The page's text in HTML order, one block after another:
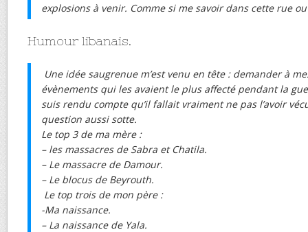
explosions à venir. Comme si me savoir dans cette rue
Humour libanais.
Une idée saugrenue m’est venu en tête : demander à
évènements qui les avaient le plus affecté pendant la
suis rendu compte qu’il fallait vraiment ne pas l’avoir
question aussi sotte.
Le top 3 de ma mère :
– les massacres de Sabra et Chatila.
– Le massacre de Damour.
– Le blocus de Beyrouth.
Le top trois de mon père :
-Ma naissance.
– La naissance de Yala.